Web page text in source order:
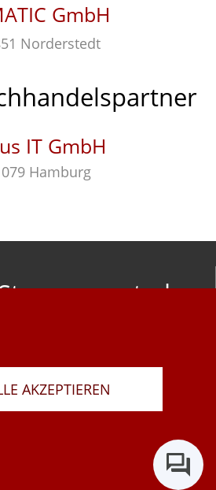
GmbH
Norderstedt
IT GmbH
Hamburg
connected
AKZEPTIEREN